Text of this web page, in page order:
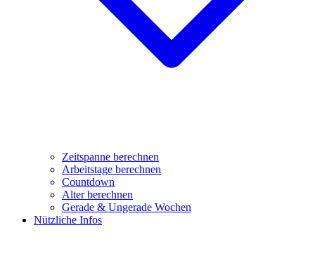
Zeitspanne berechnen
Arbeitstage berechnen
Countdown
Alter berechnen
Gerade & Ungerade Wochen
Nützliche Infos